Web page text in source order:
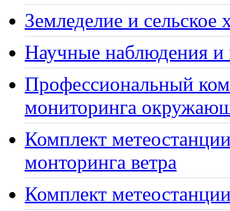
Земледелие и сельское
Научные наблюдения и
Профессиональный
мониторинга
Комплект
монторинга ветра
Комплект